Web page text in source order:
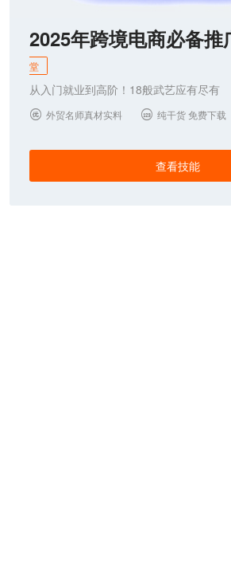
2025年跨境电商必备推
堂
从入门就业到高阶！18般武艺应有尽有
 外贸名师真材实料  纯干货 免费下载
查看技能